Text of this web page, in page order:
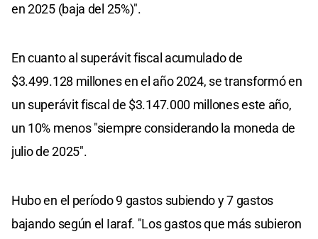
en 2025 (baja del 25%)".
En cuanto al superávit fiscal acumulado de
$3.499.128 millones en el año 2024, se transformó en
un superávit fiscal de $3.147.000 millones este año,
un 10% menos "siempre considerando la moneda de
julio de 2025".
Hubo en el período 9 gastos subiendo y 7 gastos
bajando según el Iaraf. "Los gastos que más subieron